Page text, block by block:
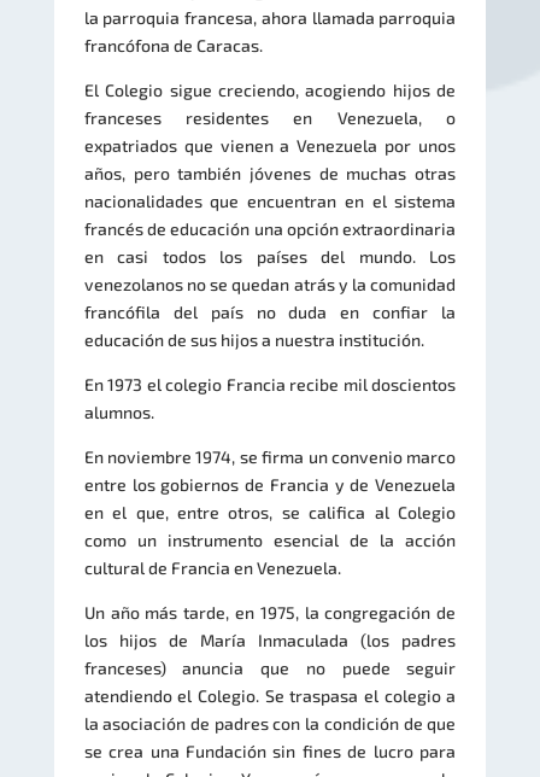
la parroquia francesa, ahora llamada parroquia
francófona de Caracas.
El Colegio sigue creciendo, acogiendo hijos de
franceses residentes en Venezuela, o
expatriados que vienen a Venezuela por unos
años, pero también jóvenes de muchas otras
nacionalidades que encuentran en el sistema
francés de educación una opción extraordinaria
en casi todos los países del mundo. Los
venezolanos no se quedan atrás y la comunidad
francófila del país no duda en confiar la
educación de sus hijos a nuestra institución.
En 1973 el colegio Francia recibe mil doscientos
alumnos.
En noviembre 1974, se firma un convenio marco
entre los gobiernos de Francia y de Venezuela
en el que, entre otros, se califica al Colegio
como un instrumento esencial de la acción
cultural de Francia en Venezuela.
Un año más tarde, en 1975, la congregación de
los hijos de María Inmaculada (los padres
franceses) anuncia que no puede seguir
atendiendo el Colegio. Se traspasa el colegio a
la asociación de padres con la condición de que
se crea una Fundación sin fines de lucro para